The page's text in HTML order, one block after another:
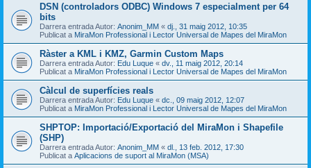
DSN (controladors ODBC) Windows 7 especialment per 64
bits
Darrera entrada Autor: Anonim_MM « dj., 31 maig 2012, 10:35
Publicat a MiraMon Professional i Lector Universal de Mapes del MiraMon
Ràster a KML i KMZ, Garmin Custom Maps
Darrera entrada Autor: Edu Luque « dv., 11 maig 2012, 20:14
Publicat a MiraMon Professional i Lector Universal de Mapes del MiraMon
Càlcul de superfícies reals
Darrera entrada Autor: Edu Luque « dc., 09 maig 2012, 12:07
Publicat a MiraMon Professional i Lector Universal de Mapes del MiraMon
SHPTOP: Importació/Exportació del MiraMon i Shapefile
(SHP)
Darrera entrada Autor: Anonim_MM « dl., 13 feb. 2012, 17:30
Publicat a Aplicacions de suport al MiraMon (MSA)